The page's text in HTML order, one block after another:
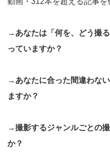
→あなたは「何を、どう撮
っていますか？
→あなたに合った間違わな
ますか？
→撮影するジャンルごとの
か？